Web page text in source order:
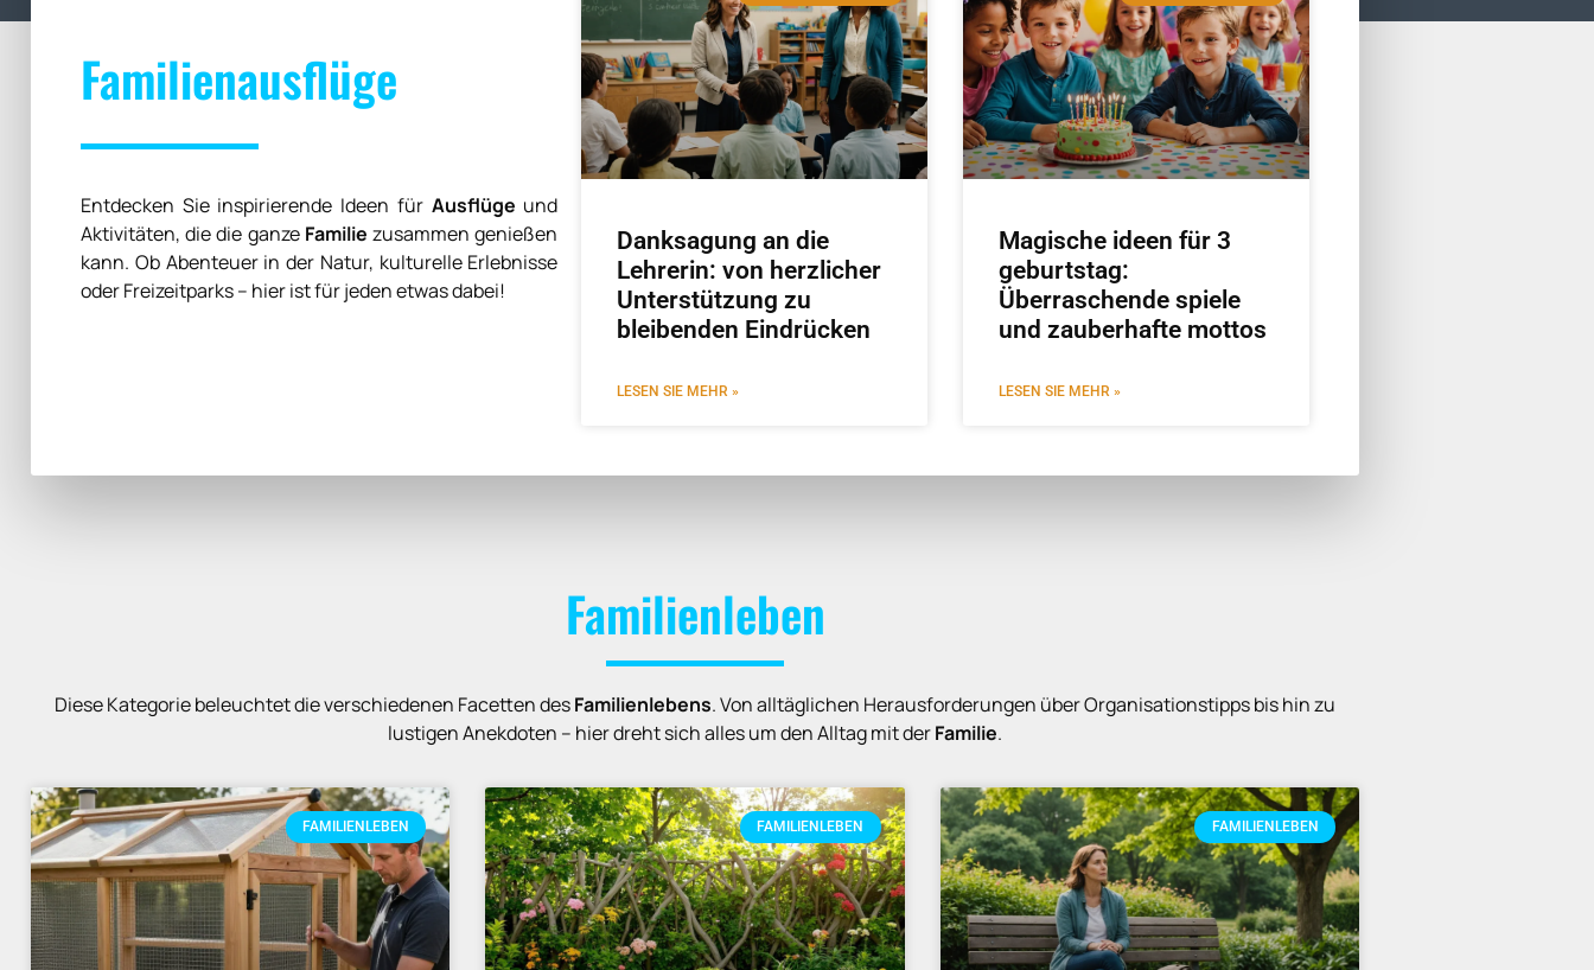
Familienausflüge
Entdecken Sie inspirierende Ideen für Ausflüge und
Aktivitäten, die die ganze Familie zusammen genießen
kann. Ob Abenteuer in der Natur, kulturelle Erlebnisse
oder Freizeitparks – hier ist für jeden etwas dabei!
Danksagung an die
Lehrerin: von herzlicher
Unterstützung zu
bleibenden Eindrücken
LESEN SIE MEHR »
Magische ideen für 3
geburtstag:
Überraschende spiele
und zauberhafte mottos
LESEN SIE MEHR »
Familienleben
Diese Kategorie beleuchtet die verschiedenen Facetten desFamilienlebens. Von alltäglichen Herausforderungen über Organisationstipps bis hin zu
lustigen Anekdoten – hier dreht sich alles um den Alltag mit derFamilie.
FAMILIENLEBEN FAMILIENLEBEN FAMILIENLEBEN